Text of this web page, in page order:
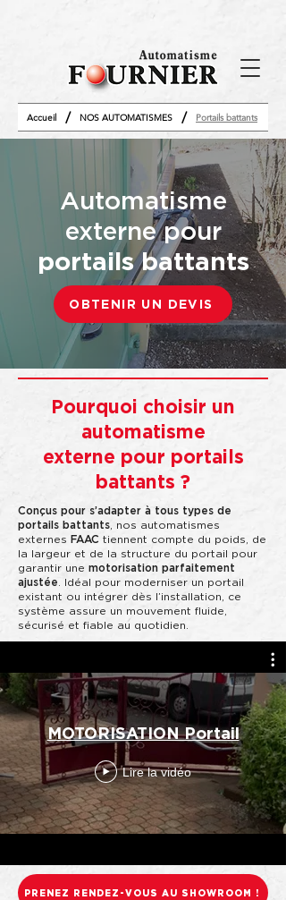
Accueil / NOS AUTOMATISMES / Portails battants
Automatisme
externe pour
portails battants
OBTENIR UN DEVIS
Pourquoi choisir un
automatisme
externe pour portails
battants ?
Conçus pour s’adapter à tous types de
portails battants, nos automatismes
externes FAAC tiennent compte du poids, de
la largeur et de la structure du portail pour
garantir une motorisation parfaitement
ajustée. Idéal pour moderniser un portail
existant ou intégrer dès l’installation, ce
système assure un mouvement fluide,
sécurisé et fiable au quotidien.
MOTORISATION Portail
Lire la vidéo
PRENEZ RENDEZ-VOUS AU SHOWROOM !